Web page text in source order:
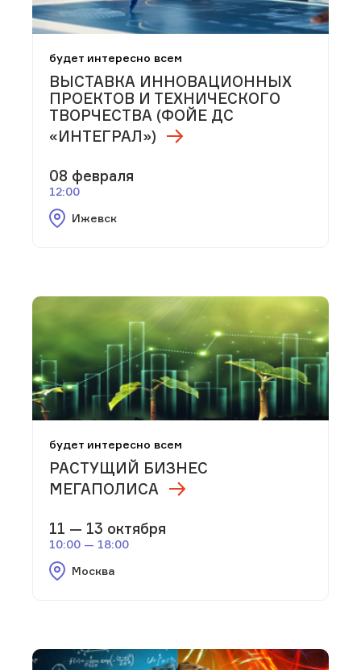
будет интересно всем
ВЫСТАВКА ИННОВАЦИОННЫХ
ПРОЕКТОВ И ТЕХНИЧЕСКОГО
ТВОРЧЕСТВА (ФОЙЕ ДС
«ИНТЕГРАЛ»)
08 февраля
12:00
Ижевск
будет интересно всем
РАСТУЩИЙ БИЗНЕС
МЕГАПОЛИСА
11 — 13 октября
10:00 — 18:00
Москва